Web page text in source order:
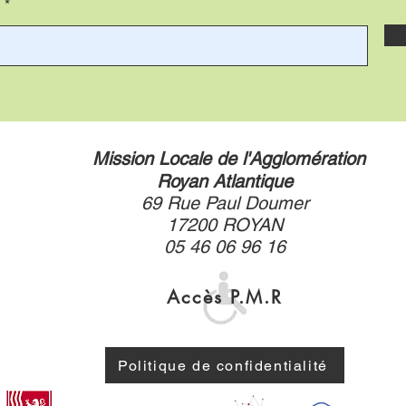
Mission Locale de l'Agglomération
Royan Atlantique
69 Rue Paul Doumer
17200 ROYAN
05 46 06 96 16
Accès P.M.R
Politique de confidentialité